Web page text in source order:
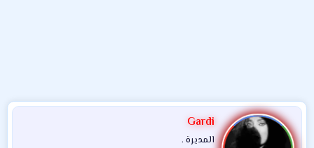
Gardi
المديرة .